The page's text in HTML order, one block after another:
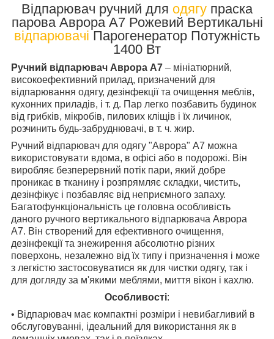
Відпарювач ручний для одягу праска
парова Аврора А7 Рожевий Вертикальні
відпарювачі Парогенератор Потужність
1400 Вт
Ручний відпарювач Аврора A7 – мініатюрний,
високоефективний прилад, призначений для
відпарювання одягу, дезінфекції та очищення меблів,
кухонних приладів, і т. д. Пар легко позбавить будинок
від грибків, мікробів, пилових кліщів і їх личинок,
розчинить будь-забруднювачі, в т. ч. жир.
Ручний відпарювач для одягу "Аврора" А7 можна
використовувати вдома, в офісі або в подорожі. Він
виробляє безперервний потік пари, який добре
проникає в тканину і розпрямляє складки, чистить,
дезінфікує і позбавляє від неприємного запаху.
Багатофункціональність це головна особливість
даного ручного вертикального відпарювача Аврора
А7. Він створений для ефективного очищення,
дезінфекції та знежирення абсолютно різних
поверхонь, незалежно від їх типу і призначення і може
з легкістю застосовуватися як для чистки одягу, так і
для догляду за м'якими меблями, миття вікон і кахлю.
Особливості:
• Відпарювач має компактні розміри і невибагливий в
обслуговуванні, ідеальний для використання як в